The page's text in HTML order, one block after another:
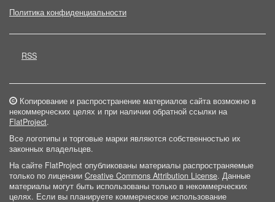
Политика конфиденциальности
RSS
Копирование и распространение материалов сайта возможно в
некоммерческих целях и при наличии обратной ссылки на
FlatProject.
Все логотипы и торговые марки являются собственностью их
законных владельцев.
На сайте FlatProject опубликованы материалы распространяемые
только по лицензии Creative Commons Attribution License. Данные
материалы могут быть использованы только в некоммерческих
целях. Если вы планируете коммерческое использование